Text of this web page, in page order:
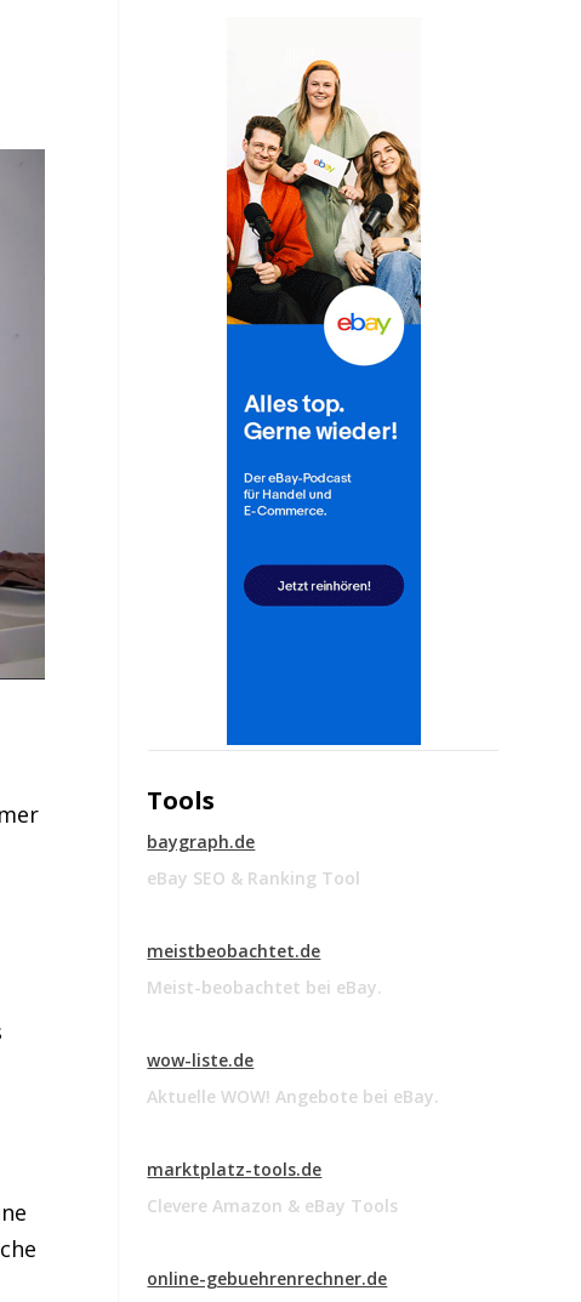
Tools
baygraph.de
eBay SEO & Ranking Tool
meistbeobachtet.de
Meist-beobachtet bei eBay.
wow-liste.de
Aktuelle WOW! Angebote bei eBay.
marktplatz-tools.de
Clevere Amazon & eBay Tools
online-gebuehrenrechner.de